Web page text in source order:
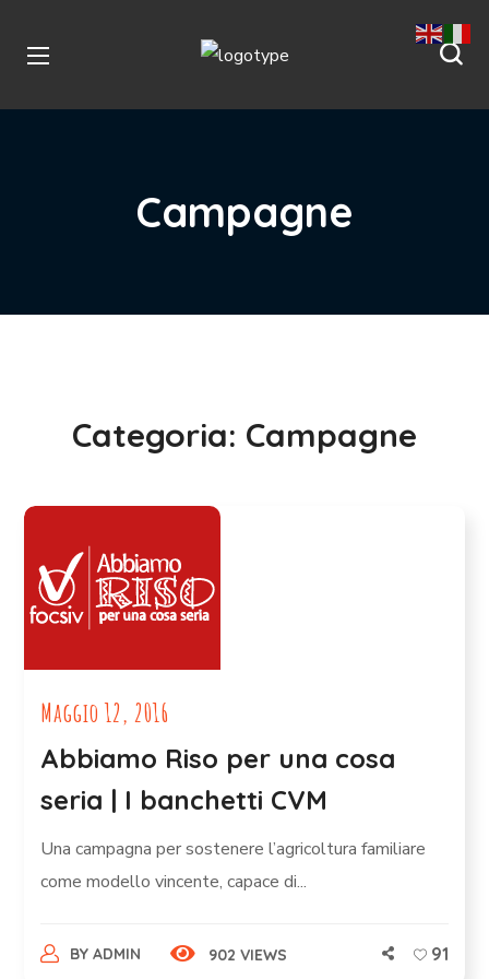
Campagne
Categoria: Campagne
Maggio 12, 2016
Abbiamo Riso per una cosa
seria | I banchetti CVM
Una campagna per sostenere l’agricoltura familiare
come modello vincente, capace di...
BY ADMIN 902 VIEWS 91